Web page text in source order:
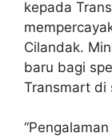
kepada
Cilandak.
baru bagi
Transmart di